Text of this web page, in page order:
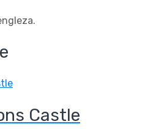
Castle